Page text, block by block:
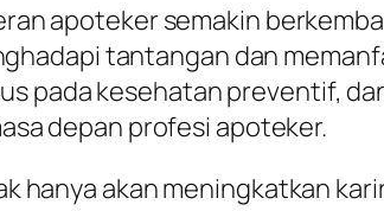
apoteker semakin
tantangan dan
pada kesehatan preventif,
depan profesi apoteker.
akan meningkatkan